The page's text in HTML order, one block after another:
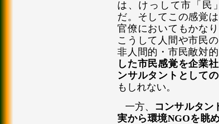
は、けっして市「民
だ。そしてこの感覚
官僚においてもかな
こうして人間や市民
非人間的・市民敵対
した市民感覚を企業
ンサルタントとして
もしれない。
一方、
コンサルタン
実から環境NGOを眺